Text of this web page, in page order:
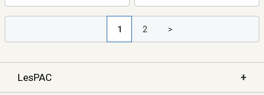
1 2 >
LesPAC +